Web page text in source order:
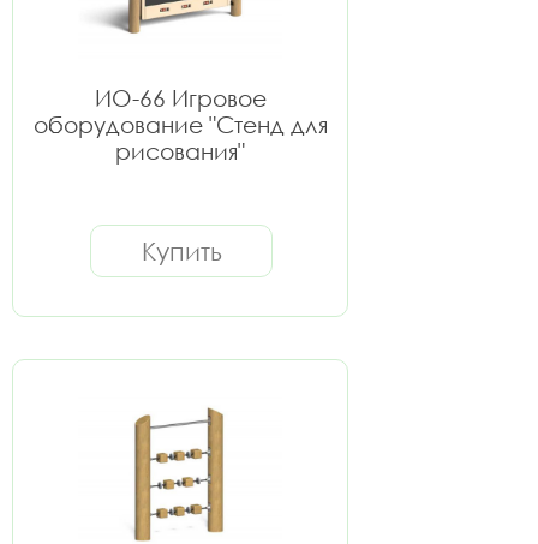
ИО-66 Игровое
оборудование "Стенд для
рисования"
Купить